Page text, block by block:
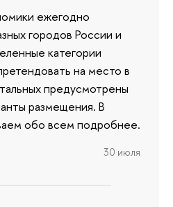
ежегодно
городов России и
категории
на место в
предусмотрены
размещения. В
обо всем подробнее.
30 июля